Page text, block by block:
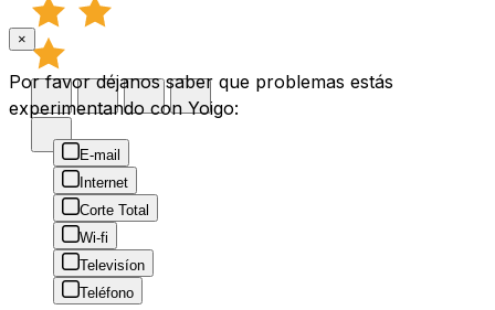
×
Por favor déjanos saber que problemas estás
experimentando con Yoigo:
E-mail
Internet
Corte Total
Wi-fi
Televisíon
Teléfono